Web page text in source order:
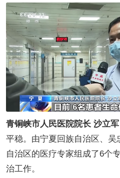
青铜峡市人民医院院长 沙立军
平稳。由宁夏回族自治区、
自治区的医疗专家组成了6个
治工作。